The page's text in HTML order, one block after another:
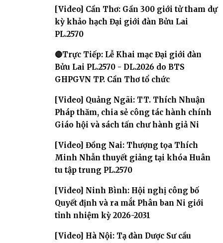
[Video] Cần Thơ: Gần 300 giới tử tham dự
kỳ khảo hạch Đại giới đàn Bửu Lai
PL.2570
🔴Trực Tiếp: Lễ Khai mạc Đại giới đàn
Bửu Lai PL.2570 - DL.2026 do BTS
GHPGVN TP. Cần Thơ tổ chức
[Video] Quảng Ngãi: TT. Thích Nhuận
Pháp thăm, chia sẻ công tác hành chính
Giáo hội và sách tấn chư hành giả Ni
[Video] Đồng Nai: Thượng tọa Thích
Minh Nhẫn thuyết giảng tại khóa Huân
tu tập trung PL.2570
[Video] Ninh Bình: Hội nghị công bố
Quyết định và ra mắt Phân ban Ni giới
tỉnh nhiệm kỳ 2026-2031
[Video] Hà Nội: Tạ đàn Dược Sư cầu